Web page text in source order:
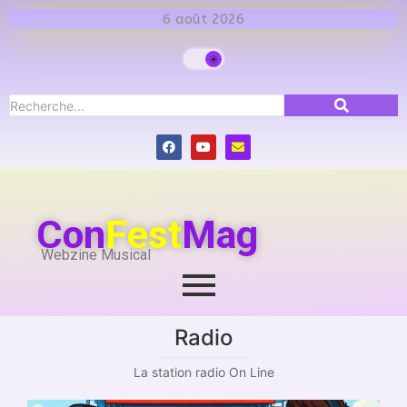
6 août 2026
ConFestMag
Webzine Musical
Radio
La station radio On Line